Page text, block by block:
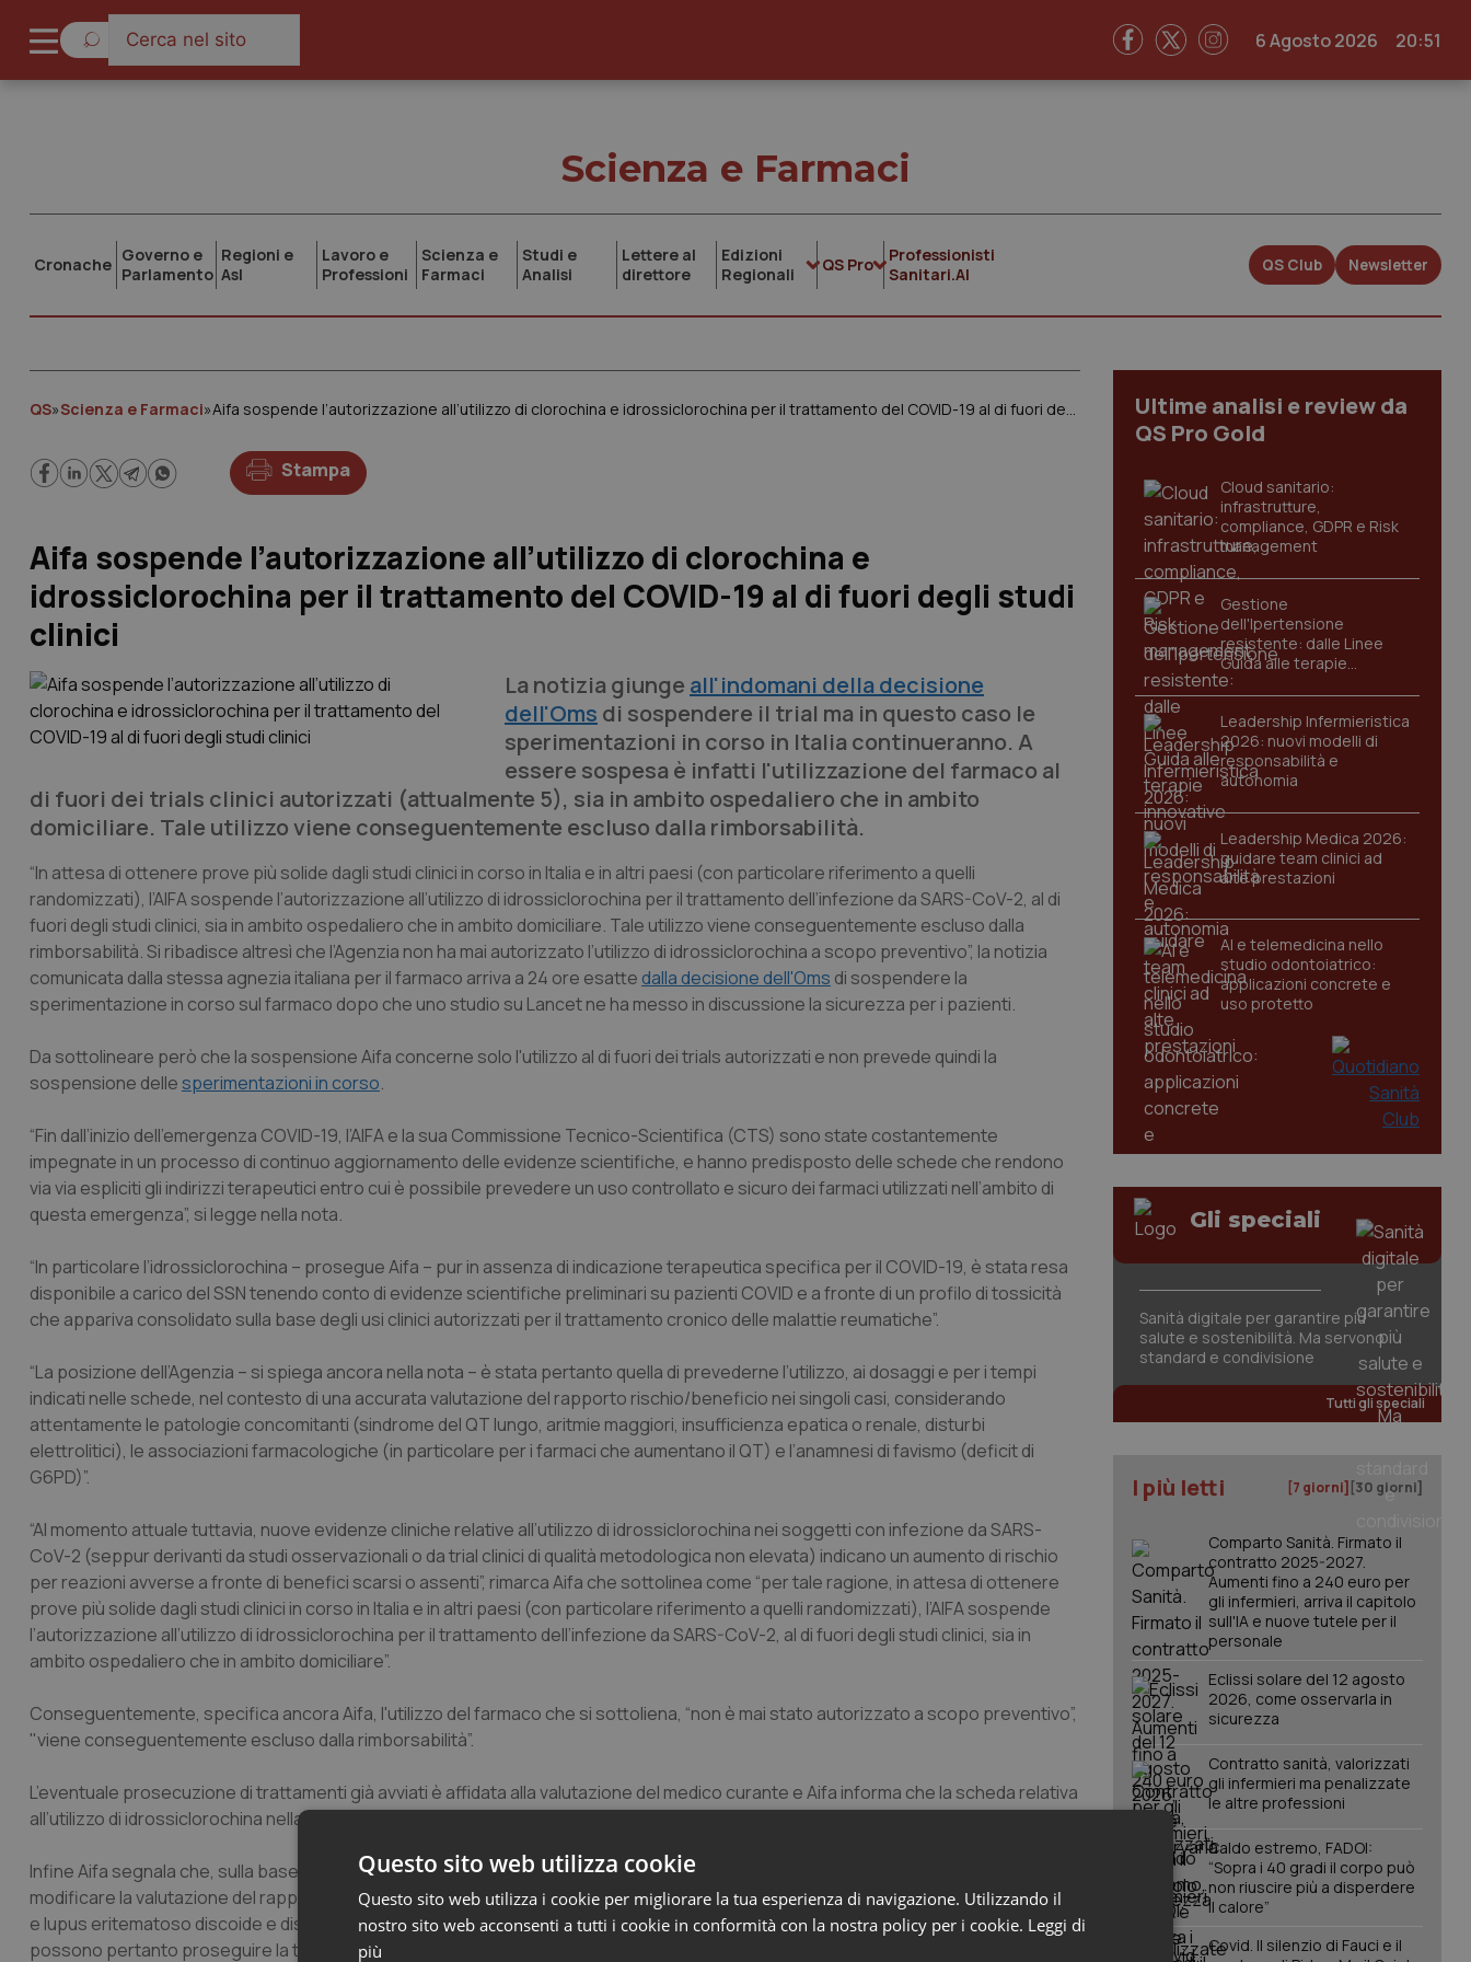
6 Agosto 2026 20:51
Scienza e Farmaci
Cronache Governo e
Parlamento
Regioni e
Asl
Lavoro e
Professioni
Scienza e
Farmaci
Studi e
Analisi
Lettere al
direttore
Edizioni
Regionali
QS Pro
Professionisti
Sanitari.AI
QS Club Newsletter
QS»Scienza e Farmaci» Aifa sospende l’autorizzazione all’utilizzo di clorochina e idrossiclorochina per il trattamento del COVID-19 al di fuori degli studi clinici
Stampa
Aifa sospende l’autorizzazione all’utilizzo di clorochina e
idrossiclorochina per il trattamento del COVID-19 al di fuori degli studi
clinici
La notizia giunge all'indomani della decisione
dell'Oms di sospendere il trial ma in questo caso le
sperimentazioni in corso in Italia continueranno. A
essere sospesa è infatti l'utilizzazione del farmaco al
di fuori dei trials clinici autorizzati (attualmente 5), sia in ambito ospedaliero che in ambito
domiciliare. Tale utilizzo viene conseguentemente escluso dalla rimborsabilità.
“In attesa di ottenere prove più solide dagli studi clinici in corso in Italia e in altri paesi (con particolare riferimento a quelli
randomizzati), l’AIFA sospende l’autorizzazione all’utilizzo di idrossiclorochina per il trattamento dell’infezione da SARS-CoV-2, al di
fuori degli studi clinici, sia in ambito ospedaliero che in ambito domiciliare. Tale utilizzo viene conseguentemente escluso dalla
rimborsabilità. Si ribadisce altresì che l’Agenzia non ha mai autorizzato l’utilizzo di idrossiclorochina a scopo preventivo”, la notizia
comunicata dalla stessa agnezia italiana per il farmaco arriva a 24 ore esatte dalla decisione dell'Oms di sospendere la
sperimentazione in corso sul farmaco dopo che uno studio su Lancet ne ha messo in discussione la sicurezza per i pazienti.
Da sottolineare però che la sospensione Aifa concerne solo l'utilizzo al di fuori dei trials autorizzati e non prevede quindi la
sospensione dellesperimentazioni in corso.
“Fin dall’inizio dell’emergenza COVID-19, l’AIFA e la sua Commissione Tecnico-Scientifica (CTS) sono state costantemente
impegnate in un processo di continuo aggiornamento delle evidenze scientifiche, e hanno predisposto delle schede che rendono
via via espliciti gli indirizzi terapeutici entro cui è possibile prevedere un uso controllato e sicuro dei farmaci utilizzati nell’ambito di
questa emergenza”, si legge nella nota.
“In particolare l’idrossiclorochina – prosegue Aifa – pur in assenza di indicazione terapeutica specifica per il COVID-19, è stata resa
disponibile a carico del SSN tenendo conto di evidenze scientifiche preliminari su pazienti COVID e a fronte di un profilo di tossicità
che appariva consolidato sulla base degli usi clinici autorizzati per il trattamento cronico delle malattie reumatiche”.
“La posizione dell’Agenzia – si spiega ancora nella nota – è stata pertanto quella di prevederne l’utilizzo, ai dosaggi e per i tempi
indicati nelle schede, nel contesto di una accurata valutazione del rapporto rischio/beneficio nei singoli casi, considerando
attentamente le patologie concomitanti (sindrome del QT lungo, aritmie maggiori, insufficienza epatica o renale, disturbi
elettrolitici), le associazioni farmacologiche (in particolare per i farmaci che aumentano il QT) e l’anamnesi di favismo (deficit di
G6PD)”.
“Al momento attuale tuttavia, nuove evidenze cliniche relative all’utilizzo di idrossiclorochina nei soggetti con infezione da SARS-
CoV-2 (seppur derivanti da studi osservazionali o da trial clinici di qualità metodologica non elevata) indicano un aumento di rischio
per reazioni avverse a fronte di benefici scarsi o assenti”, rimarca Aifa che sottolinea come “per tale ragione, in attesa di ottenere
prove più solide dagli studi clinici in corso in Italia e in altri paesi (con particolare riferimento a quelli randomizzati), l’AIFA sospende
l’autorizzazione all’utilizzo di idrossiclorochina per il trattamento dell’infezione da SARS-CoV-2, al di fuori degli studi clinici, sia in
ambito ospedaliero che in ambito domiciliare”.
Conseguentemente, specifica ancora Aifa, l'utilizzo del farmaco che si sottoliena, “non è mai stato autorizzato a scopo preventivo”,
"viene conseguentemente escluso dalla rimborsabilità”.
L’eventuale prosecuzione di trattamenti già avviati è affidata alla valutazione del medico curante e Aifa informa che la scheda relativa
all’utilizzo di idrossiclorochina nella terapia dei pazienti adulti con COVID-19 sarà tempestivamente aggiornata.
Infine Aifa segnala che, sulla base delle evidenze attualmente disponibili, “non sussistono elementi concreti che possano
modificare la valutazione del rapporto rischio/beneficio per le indicazioni già autorizzate (artrite reumatoide in fase attiva e cronica
e lupus eritematoso discoide e disseminato)“ e che “i pazienti con patologie reumatiche in trattamento con idrossiclorochina
possono pertanto proseguire la terapia secondo le indicazioni del medico curante”.
Ultime analisi e review da
QS Pro Gold
Cloud sanitario:
infrastrutture,
compliance, GDPR e Risk
management
Gestione
dell'Ipertensione
resistente: dalle Linee
Guida alle terapie
innovative
Leadership Infermieristica
2026: nuovi modelli di
responsabilità e
autonomia
Leadership Medica 2026:
guidare team clinici ad
alte prestazioni
AI e telemedicina nello
studio odontoiatrico:
applicazioni concrete e
uso protetto
Gli speciali
Sanità digitale per garantire più
salute e sostenibilità. Ma servono
standard e condivisione
Tutti gli speciali
I più letti [7 giorni] [30 giorni]
Comparto Sanità. Firmato il
contratto 2025-2027.
Aumenti fino a 240 euro per
gli infermieri, arriva il capitolo
sull'IA e nuove tutele per il
personale
Eclissi solare del 12 agosto
2026, come osservarla in
sicurezza
Contratto sanità, valorizzati
gli infermieri ma penalizzate
le altre professioni
Caldo estremo, FADOI:
“Sopra i 40 gradi il corpo può
non riuscire più a disperdere
il calore”
Covid. Il silenzio di Fauci e il
Questo sito web utilizza cookie
Questo sito web utilizza i cookie per migliorare la tua esperienza di navigazione. Utilizzando il
nostro sito web acconsenti a tutti i cookie in conformità con la nostra policy per i cookie. Leggi di
più